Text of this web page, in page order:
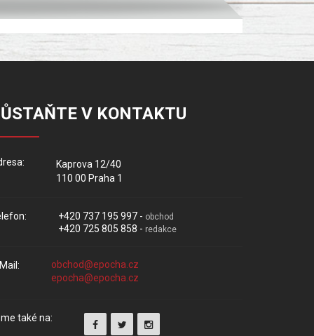
V KONTAKTU
Kaprova 12/40
110 00 Praha 1
+420 737 195 997 - obchod
+420 725 805 858 - redakce
také na: